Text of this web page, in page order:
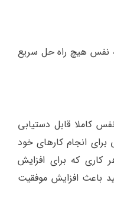
نفس هیچ راه حل سریع
کاملا قابل دستیابی
انجام کارهای خود
کاری که برای افزایش
باعث افزایش موفقیت